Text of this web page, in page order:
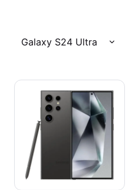
Galaxy S24 Ultra